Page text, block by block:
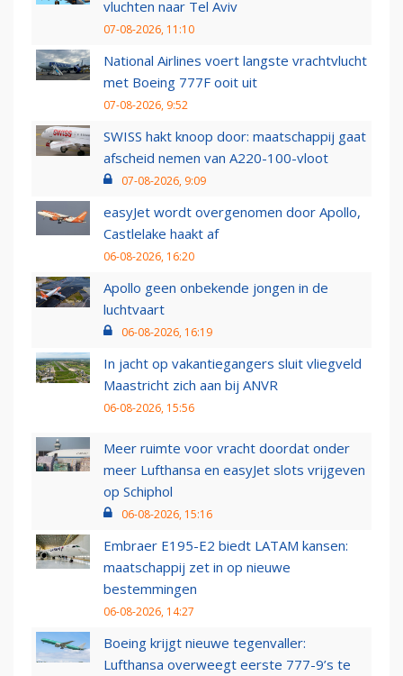
vluchten naar Tel Aviv
07-08-2026, 11:10
National Airlines voert langste vrachtvlucht
met Boeing 777F ooit uit
07-08-2026, 9:52
SWISS hakt knoop door: maatschappij gaat
afscheid nemen van A220-100-vloot
07-08-2026, 9:09
easyJet wordt overgenomen door Apollo,
Castlelake haakt af
06-08-2026, 16:20
Apollo geen onbekende jongen in de
luchtvaart
06-08-2026, 16:19
In jacht op vakantiegangers sluit vliegveld
Maastricht zich aan bij ANVR
06-08-2026, 15:56
Meer ruimte voor vracht doordat onder
meer Lufthansa en easyJet slots vrijgeven
op Schiphol
06-08-2026, 15:16
Embraer E195-E2 biedt LATAM kansen:
maatschappij zet in op nieuwe
bestemmingen
06-08-2026, 14:27
Boeing krijgt nieuwe tegenvaller:
Lufthansa overweegt eerste 777-9’s te